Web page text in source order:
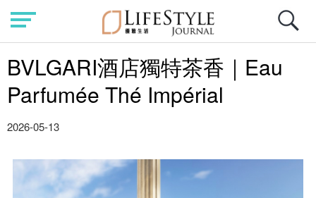
BVLGARI酒店獨特茶香｜Eau
Parfumée Thé Impérial
2026-05-13